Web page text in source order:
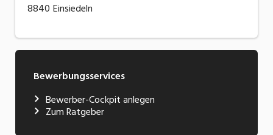
8840 Einsiedeln
Bewerbungsservices
Bewerber-Cockpit anlegen
Zum Ratgeber